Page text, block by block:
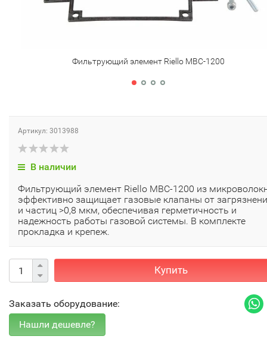
Фильтрующий элемент Riello MBC-1200
Артикул: 3013988
В наличии
Фильтрующий элемент Riello MBC-1200 из
эффективно защищает газовые клапаны от
и частиц >0,8 мкм, обеспечивая герметичность и
надежность работы газовой системы. В комплекте
прокладка и крепеж.
Купить
Заказать оборудование: